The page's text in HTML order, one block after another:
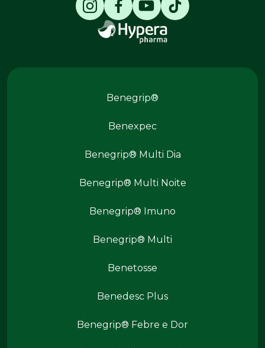
Produtos Benegrip
Benegrip®
Benexpec
Benegrip® Multi Dia
Benegrip® Multi Noite
Benegrip® Imuno
Produtos Benegrip
Benegrip® Multi
Benetosse
Benedesc Plus
Benegrip® Febre e Dor